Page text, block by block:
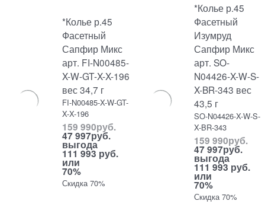
*Колье р.45
Фасетный
Сапфир Микс
арт. FI-N00485-
X-W-GT-X-X-196
вес 34,7 г
FI-N00485-X-W-GT-
X-X-196
159 990руб.
47 997руб.
выгода
111 993 руб.
или
70%
Скидка 70%
*Колье р.45
Фасетный
Изумруд
Сапфир Микс
арт. SO-
N04426-X-W-S-
X-BR-343 вес
43,5 г
SO-N04426-X-W-S-
X-BR-343
159 990руб.
47 997руб.
выгода
111 993 руб.
или
70%
Скидка 70%